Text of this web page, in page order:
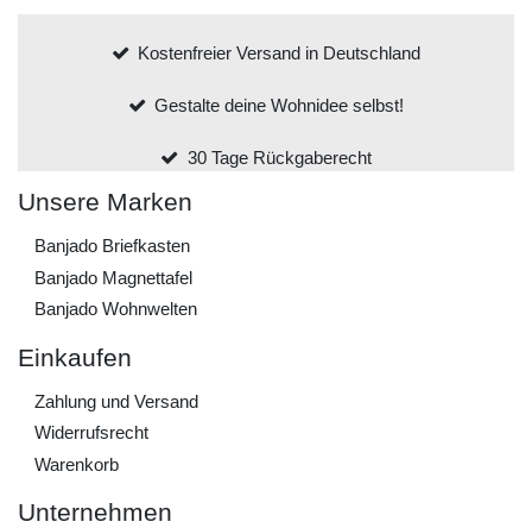
Kostenfreier Versand in Deutschland
Gestalte deine Wohnidee selbst!
30 Tage Rückgaberecht
Unsere Marken
Banjado Briefkasten
Banjado Magnettafel
Banjado Wohnwelten
Einkaufen
Zahlung und Versand
Widerrufs­recht
Warenkorb
Unternehmen